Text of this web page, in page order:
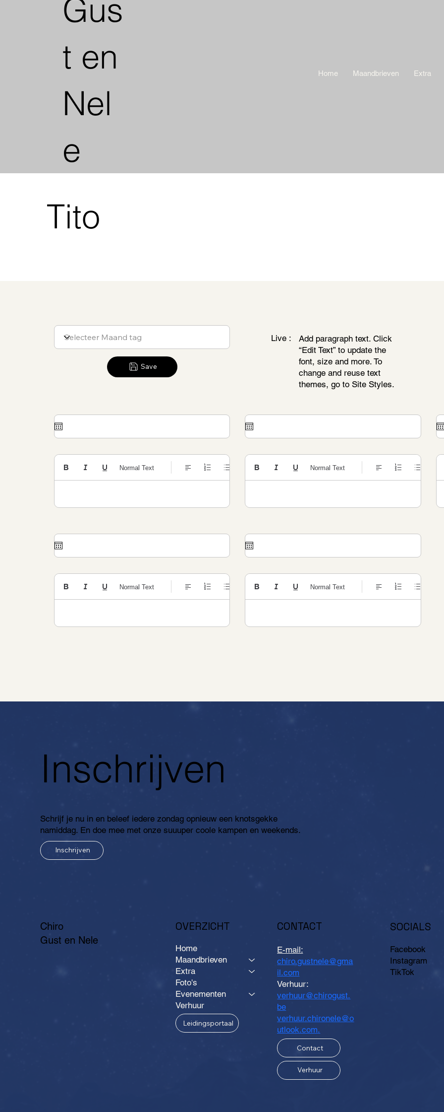
Gus
t en
Nel
e
Home Maandbrieven Extra
Tito
Normal Text Normal Text
Normal Text Normal Text
Save
Live :
Add paragraph text. Click
“Edit Text” to update the
font, size and more. To
change and reuse text
themes, go to Site Styles.
Inschrijven
Schrijf je nu in en beleef iedere zondag opnieuw een knotsgekke
namiddag. En doe mee met onze suuuper coole kampen en weekends.
Inschrijven
Chiro
Gust en Nele
OVERZICHT
Home
Maandbrieven
Extra
Foto's
Evenementen
Verhuur
Leidingsportaal
CONTACT
E-mail:
chiro.gustnele@gma
il.com
Verhuur:
verhuur@chirogust.
be
verhuur.chironele@o
utlook.com.
Contact
Verhuur
SOCIALS
Facebook
Instagram
TikTok